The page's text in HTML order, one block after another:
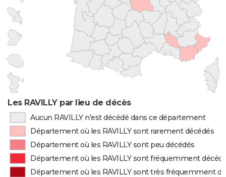
Les RAVILLY par lieu de décès
Aucun RAVILLY n'est décédé dans ce département
Département où les RAVILLY sont rarement décédés
Département où les RAVILLY sont peu décédés
Département où les RAVILLY sont fréquemment
Département où les RAVILLY sont très fréquemment